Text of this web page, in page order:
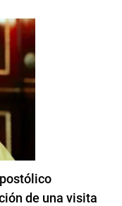
de una visita